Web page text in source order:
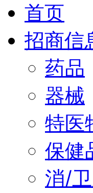
首页
招商信
药品
器械
特医
保健
消/